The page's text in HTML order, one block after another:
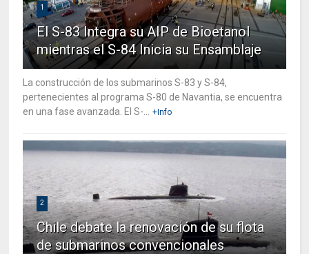
1
El S-83 Integra su AIP de Bioetanol
mientras el S-84 Inicia su Ensamblaje
La construcción de los submarinos S-83 y S-84,
pertenecientes al programa S-80 de Navantia, se encuentra
en una fase avanzada. El S-...
+Info
2
Chile debate la renovación de su flota
de submarinos convencionales